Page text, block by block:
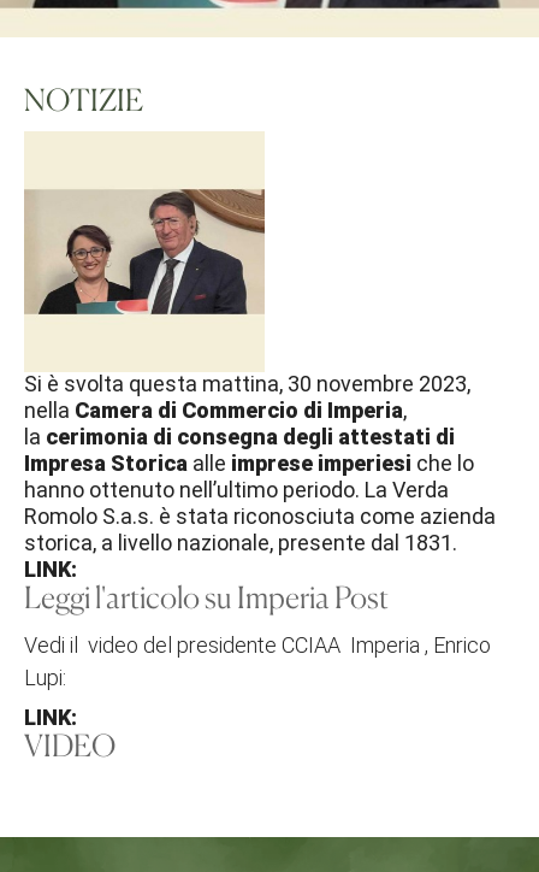
NOTIZIE
Si è svolta questa mattina, 30 novembre 2023,
nella Camera di Commercio di Imperia,
la cerimonia di consegna degli attestati di
Impresa Storica alle imprese imperiesi che lo
hanno ottenuto nell’ultimo periodo. La Verda
Romolo S.a.s. è stata riconosciuta come azienda
storica, a livello nazionale, presente dal 1831.
LINK:
Leggi l'articolo su Imperia Post
Vedi il video del presidente CCIAA Imperia , Enrico
Lupi:
LINK:
VIDEO